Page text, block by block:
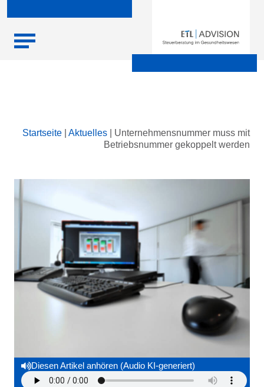
Startseite Aktuelles
Unternehmensnummer muss mit
Betriebsnummer gekoppelt werden
Diesen Artikel anhören (Audio KI-generiert)